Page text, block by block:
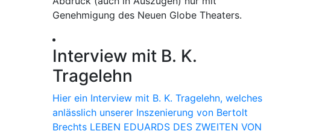
Genehmigung des Neuen Globe Theaters.
Interview mit B. K.
Tragelehn
Hier ein Interview mit B. K. Tragelehn, welches
anlässlich unserer Inszenierung von Bertolt
Brechts LEBEN EDUARDS DES ZWEITEN VON